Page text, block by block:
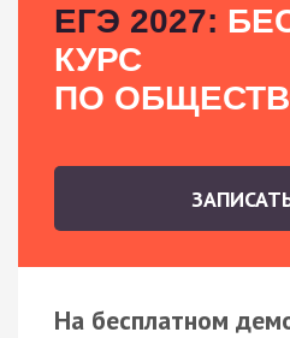
ЕГЭ 2027:
КУРС
ПО
На бесплатном